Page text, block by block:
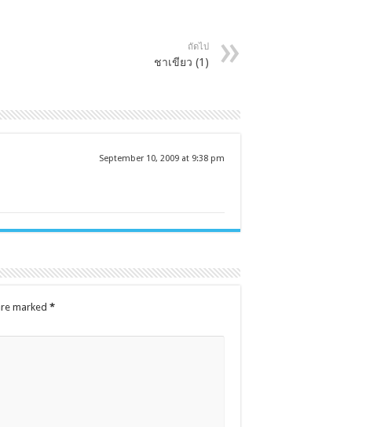
ถัดไป
ชาเขียว (1)
September 10, 2009 at 9:38 pm
marked *